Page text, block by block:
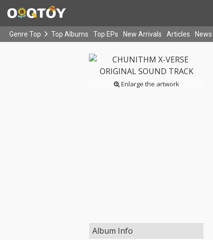
Genre Top Top Albums Top EPs New Arrivals Articles News
Enlarge the artwork
Album Info